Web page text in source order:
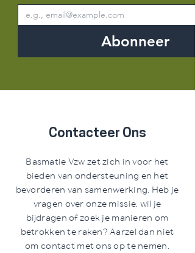
Abonneer
Contacteer Ons
Basmatie Vzw zet zich in voor het
bieden van ondersteuning en het
bevorderen van samenwerking. Heb je
vragen over onze missie, wil je
bijdragen of zoek je manieren om
betrokken te raken? Aarzel dan niet
om contact met ons op te nemen.